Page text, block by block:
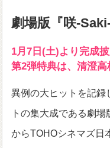
劇場版『咲-
1月7日(土)より完成
第2弾特典は、清澄
異例の大ヒットを記録
トの集大成である劇
からTOHOシネマズ日